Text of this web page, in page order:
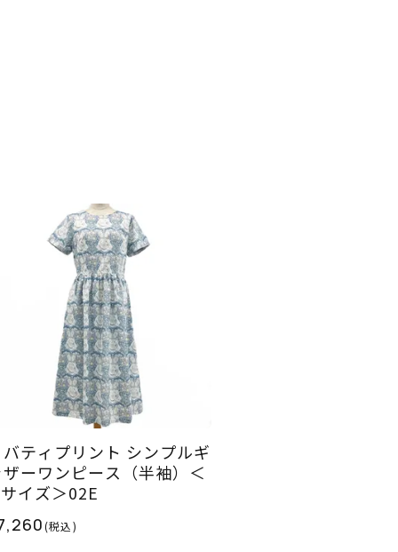
バティプリント シンプルギ
ザーワンピース（半袖）＜
イズ＞02E
(税込)